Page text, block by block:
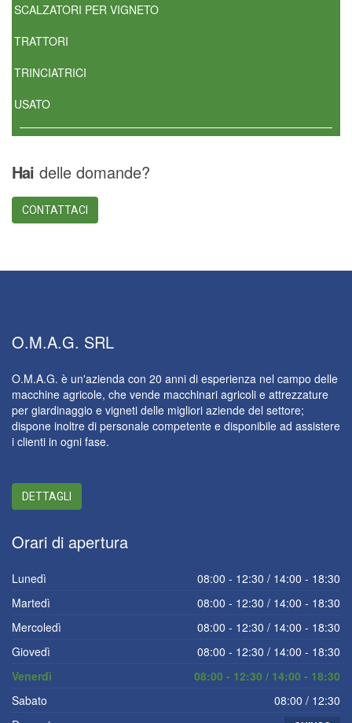
SCALZATORI PER VIGNETO
TRATTORI
TRINCIATRICI
USATO
Hai delle domande?
CONTATTACI
O.M.A.G. SRL
O.M.A.G. è un'azienda con 20 anni di esperienza nel campo delle
macchine agricole, che vende macchinari agricoli e attrezzature
per giardinaggio e vigneti delle migliori aziende del settore;
dispone inoltre di personale competente e disponibile ad assistere
i clienti in ogni fase.
DETTAGLI
Orari di apertura
Lunedì
08:00 - 12:30 / 14:00 - 18:30
Martedì
08:00 - 12:30 / 14:00 - 18:30
Mercoledì
08:00 - 12:30 / 14:00 - 18:30
Giovedì
08:00 - 12:30 / 14:00 - 18:30
Venerdì
08:00 - 12:30 / 14:00 - 18:30
Sabato
08:00 / 12:30